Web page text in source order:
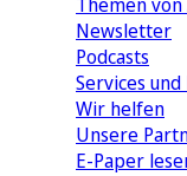
Newsletter
Podcasts
Services
Wir helfen
Unsere
E-Paper